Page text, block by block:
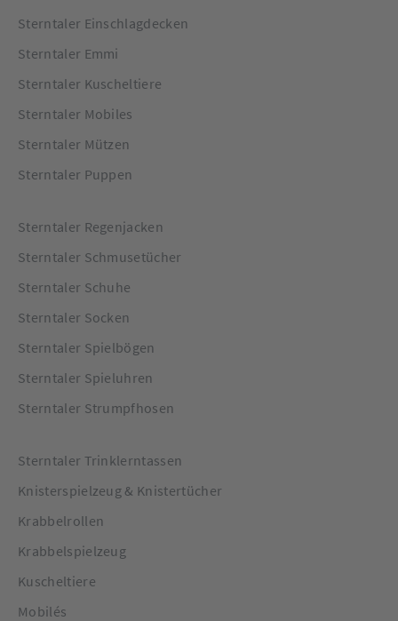
Sterntaler Einschlagdecken
Sterntaler Emmi
Sterntaler Kuscheltiere
Sterntaler Mobiles
Sterntaler Mützen
Sterntaler Puppen
Sterntaler Regenjacken
Sterntaler Schmusetücher
Sterntaler Schuhe
Sterntaler Socken
Sterntaler Spielbögen
Sterntaler Spieluhren
Sterntaler Strumpfhosen
Sterntaler Trinklerntassen
Knisterspielzeug & Knistertücher
Krabbelrollen
Krabbelspielzeug
Kuscheltiere
Mobilés